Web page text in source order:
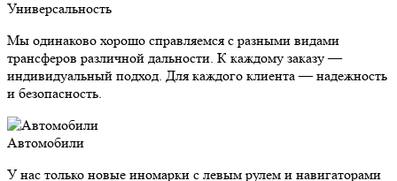
Универсальность
Мы одинаково хорошо справляемся с разными видами
трансферов различной дальности. К каждому заказу —
индивидуальный подход. Для каждого клиента — надежность
и безопасность.
Автомобили
У нас только новые иномарки с левым рулем и навигаторами